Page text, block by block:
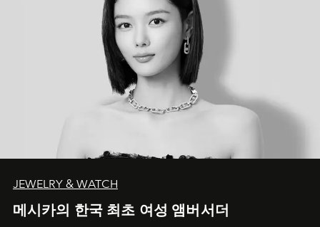
JEWELRY & WATCH
메시카의 한국 최초 여성 앰버서더